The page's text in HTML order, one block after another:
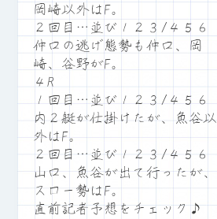
岡崎以外はF。
２回目…並び１２３/４５６
仲口の逃げ態勢も仲口、岡
崎、谷野がF。
４R
１回目…並び１２３/４５６
内２艇が仕掛けたが、魚谷以
外はF。
２回目…並び１２３/４５６
山口、魚谷が出て行ったが、
スロー勢はF。
直前記者予想をチェック♪